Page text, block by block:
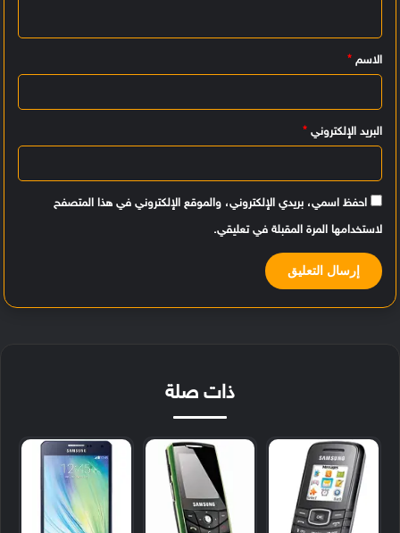
ي
ق
الاسم *
البريد الإلكتروني *
احفظ اسمي، بريدي الإلكتروني، والموقع الإلكتروني في هذا المتصفح
لاستخدامها المرة المقبلة في تعليقي.
ذات صلة